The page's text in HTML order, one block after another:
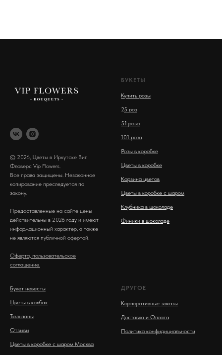
© 2026, Цветы в Иркутске Вип
Фловерс Vip Flowers.
Все права защищены. Незаконное
копирование преследуется по
закону.
Предоставленные на сайте цены
действительны в 2026 году и имеют
информационный характер, а также
не являются публичной офертой.
Оферта, пользовательское
соглашение.
БУКЕТЫ
Купить розы
25 роз
51 роза
101 роза
Розы в коробке
Цветы в коробке
Корзина цветов
Цветы в коробке с шаром
Клубника в шоколаде
Финики в шоколаде
Букет невесты
Цветы в колбах
Тюльпаны
Отзывы
Цветы в коробке с шаром Москва
ДРУГОЕ
Корпоративные заказы
Доставка и Оплата
Политика конфидициальности